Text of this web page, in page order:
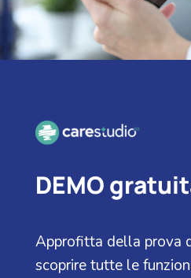
DEMO
Approfitta della prova
scoprire tutte le